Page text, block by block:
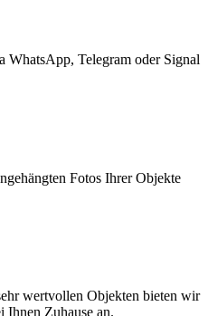
WhatsApp, Telegram oder Signal
Fotos Ihrer Objekte
wertvollen Objekten bieten wir
Ihnen Zuhause an.